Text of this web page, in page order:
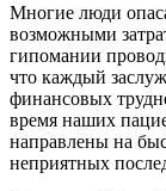
Многие люди
возможными
гипомании
что каждый
финансовых
время наших
направлены на
неприятных